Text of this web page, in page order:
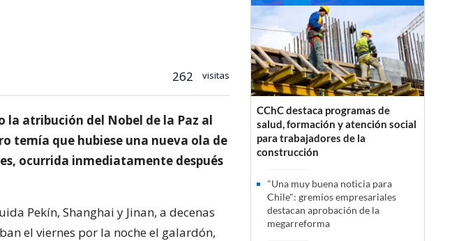
262 visitas
la atribución del Nobel de la Paz al
temía que hubiese una nueva ola de
ocurrida inmediatamente después
Pekín, Shanghai y Jinan, a decenas
el viernes por la noche el galardón,
CChC destaca programas de
salud, formación y atención social
para trabajadores de la
construcción
"Una muy buena noticia para
Chile": gremios empresariales
destacan aprobación de la
megarreforma